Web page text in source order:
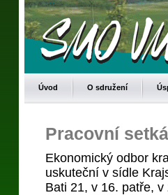
Úvod O sdružení
Pracovní
Ekonomický odbor
uskuteční v sídle
Bati 21, v 16. patře,